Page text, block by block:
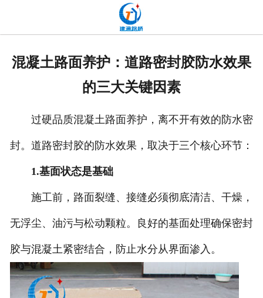
厂容厂貌
联系我们
混凝土路面养护：道路密封胶防水效果
的三大关键因素
过硬品质混凝土路面养护，离不开有效的防水密
封。道路密封胶的防水效果，取决于三个核心环节：
1.基面状态是基础
施工前，路面裂缝、接缝必须彻底清洁、干燥，
无浮尘、油污与松动颗粒。良好的基面处理确保密封
胶与混凝土紧密结合，防止水分从界面渗入。